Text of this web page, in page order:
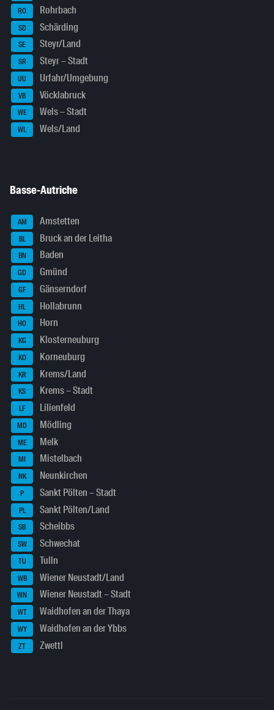
RO Rohrbach
SD Schärding
SE Steyr/Land
SR Steyr – Stadt
UU Urfahr/Umgebung
VB Vöcklabruck
WE Wels – Stadt
WL Wels/Land
Basse-Autriche
AM Amstetten
BL Bruck an der Leitha
BN Baden
GD Gmünd
GF Gänserndorf
HL Hollabrunn
HO Horn
KG Klosterneuburg
KO Korneuburg
KR Krems/Land
KS Krems – Stadt
LF Lilienfeld
MD Mödling
ME Melk
MI Mistelbach
NK Neunkirchen
P Sankt Pölten – Stadt
PL Sankt Pölten/Land
SB Scheibbs
SW Schwechat
TU Tulln
WB Wiener Neustadt/Land
WN Wiener Neustadt – Stadt
WT Waidhofen an der Thaya
WY Waidhofen an der Ybbs
ZT Zwettl